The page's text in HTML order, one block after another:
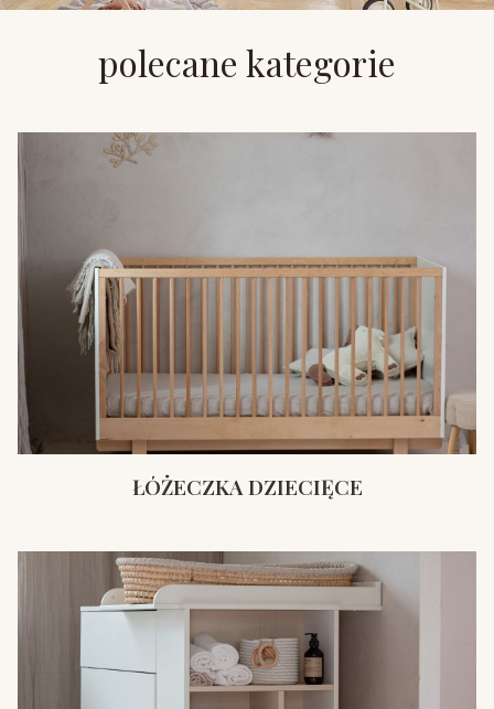
polecane kategorie
ŁÓŻECZKA DZIECIĘCE